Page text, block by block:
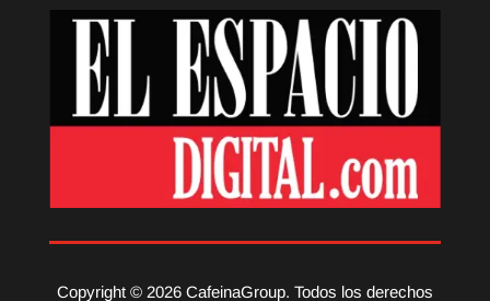
Copyright © 2026 CafeinaGroup. Todos los derechos